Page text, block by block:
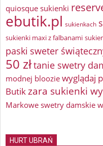
quiosque sukienki
ebutik.pl sukienkach
sukienki maxi z falbanami
paski sweter
50 złtanie swetry
modnej bloozie wyglądaj
Butikzara sukienki
Markowe swetry damskie
HURT UBRAŃ